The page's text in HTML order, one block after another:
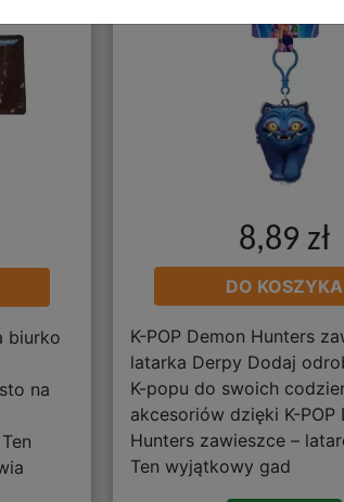
biurko
na
8,89 zł
DO KOSZYKA
K-POP Demon Hunters
latarka Derpy Dodaj
K-popu do swoich
akcesoriów dzięki K-POP
Hunters zawieszce –
Ten wyjątkowy gad